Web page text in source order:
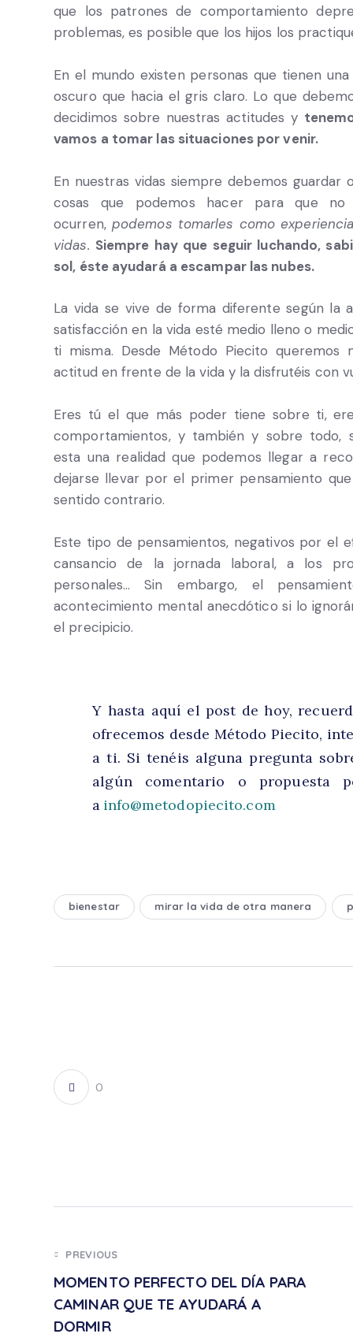
que los patrones de comportamiento
problemas, es posible que los hijos los
En el mundo existen personas que tienen
oscuro que hacia el gris claro. Lo que
decidimos sobre nuestras actitudes y
vamos a tomar las situaciones por venir.
En nuestras vidas siempre debemos
cosas que podemos hacer para que
ocurren, podemos tomarles como
vidas. Siempre hay que seguir luchando,
sol, éste ayudará a escampar las nubes.
La vida se vive de forma diferente según la
satisfacción en la vida esté medio lleno o
ti misma. Desde Método Piecito queremos
actitud en frente de la vida y la disfrutéis con
Eres tú el que más poder tiene sobre ti,
comportamientos, y también y sobre
esta una realidad que podemos llegar a
dejarse llevar por el primer pensamiento
sentido contrario.
Este tipo de pensamientos, negativos por el
cansancio de la jornada laboral, a los
personales… Sin embargo, el
acontecimiento mental anecdótico si lo
el precipicio.
Y hasta aquí el post de hoy,
ofrecemos desde Método Piecito,
a ti. Si tenéis alguna pregunta
algún comentario o propuesta
a info@metodopiecito.com
bienestar mirar la vida de otra manera
0
PREVIOUS
MOMENTO PERFECTO DEL DÍA PARA
CAMINAR QUE TE AYUDARÁ A
DORMIR